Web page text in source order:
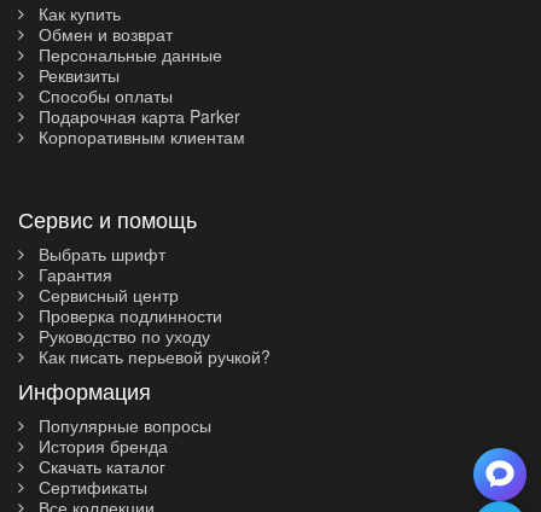
Как купить
Обмен и возврат
Персональные данные
Реквизиты
Способы оплаты
Подарочная карта Parker
Корпоративным клиентам
Сервис и помощь
Выбрать шрифт
Гарантия
Сервисный центр
Проверка подлинности
Руководство по уходу
Как писать перьевой ручкой?
Информация
Популярные вопросы
История бренда
Скачать каталог
Сертификаты
Все коллекции